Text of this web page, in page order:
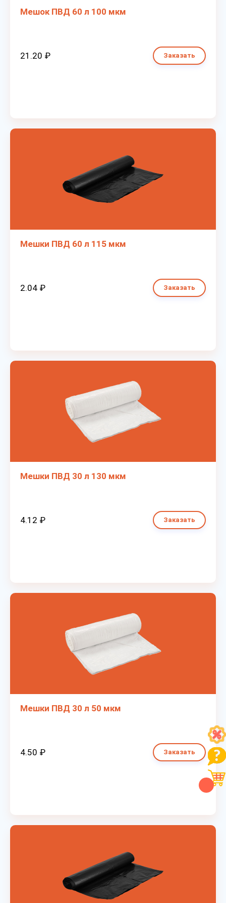
Мешок ПВД 60 л 100 мкм
21.20 ₽ Заказать
Мешки ПВД 60 л 115 мкм
2.04 ₽ Заказать
Мешки ПВД 30 л 130 мкм
4.12 ₽ Заказать
Мешки ПВД 30 л 50 мкм
4.50 ₽ Заказать